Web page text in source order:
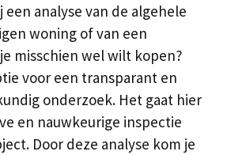
een analyse van de algehele
woning of van een
misschien wel wilt kopen?
voor een transparant en
onderzoek. Het gaat hier
en nauwkeurige inspectie
Door deze analyse kom je